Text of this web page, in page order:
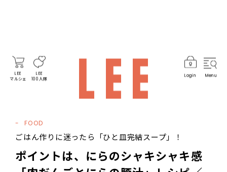
LEE
マルシェ
LEE
100人隊
Login Menu
FOOD
ごはん作りに迷ったら「ひと皿完結スープ」！
ポイントは、にらのシャキシャキ感